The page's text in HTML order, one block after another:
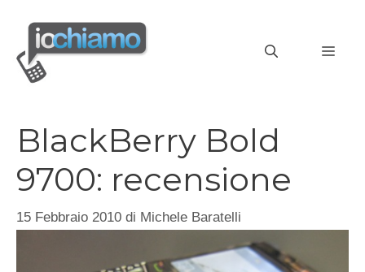
contenuto
BlackBerry Bold
9700: recensione
15 Febbraio 2010 di Michele Baratelli